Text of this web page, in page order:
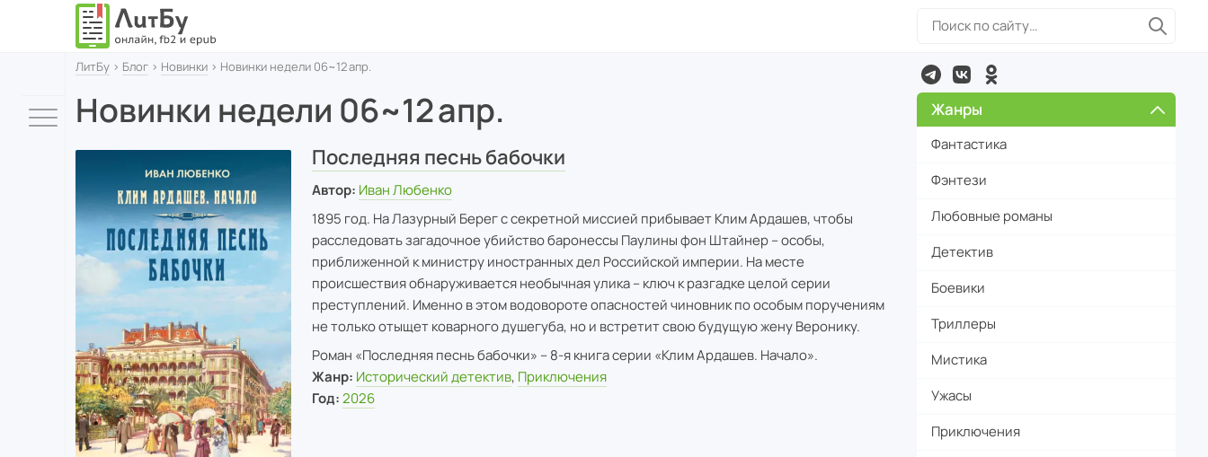
ЛитБу › Блог › Новинки › Новинки недели 06~12 апр.
Новинки недели 06~12 апр.
Последняя песнь бабочки
Автор: Иван Любенко
1895 год. На Лазурный Берег с секретной миссией прибывает Клим Ардашев, чтобы
расследовать загадочное убийство баронессы Паулины фон Штайнер – особы,
приближенной к министру иностранных дел Российской империи. На месте
происшествия обнаруживается необычная улика – ключ к разгадке целой серии
преступлений. Именно в этом водовороте опасностей чиновник по особым поручениям
не только отыщет коварного душегуба, но и встретит свою будущую жену Веронику.
Роман «Последняя песнь бабочки» – 8-я книга серии «Клим Ардашев. Начало».
Жанр: Исторический детектив, Приключения
Год: 2026
Жанры
Фантастика
Фэнтези
Любовные романы
Детектив
Боевики
Триллеры
Мистика
Ужасы
Приключения